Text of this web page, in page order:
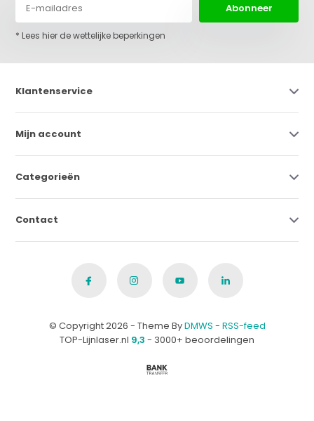
Abonneer
* Lees hier de wettelijke beperkingen
Klantenservice
Mijn account
Categorieën
Contact
© Copyright 2026 - Theme ByDMWS - RSS-feed
TOP-Lijnlaser.nl 9,3 - 3000+ beoordelingen